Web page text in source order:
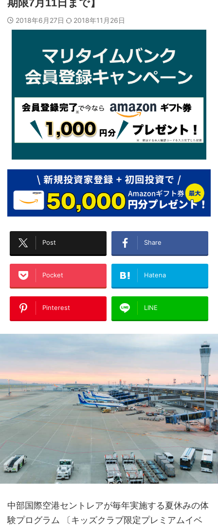
期限7月11日まで】
2018年6月27日 2018年11月26日
Post Share
Pocket Hatena
Pinterest LINE
中部国際空港セントレアが毎年実施する夏休みの体
験プログラム 〔キッズクラブ限定プレミアムイベ